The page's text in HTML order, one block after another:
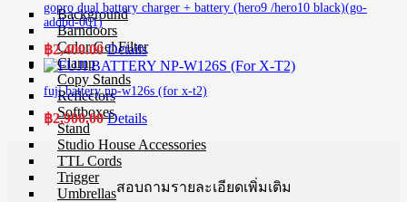
Background
Barndoors
Color Gel Filter
Clamp
Copy Stands
Reflectors
Softboxes
Stand
Studio House Accessories
TTL Cords
Trigger
Umbrellas
gopro dual battery charger + battery (hero9 /hero10 black)(go-
addbd-001)
฿2,400.00 Details
fuji battery np-w126s (for x-t2)
฿2,900.00 Details
สอบถามรายละเอียดเพิ่มเติม